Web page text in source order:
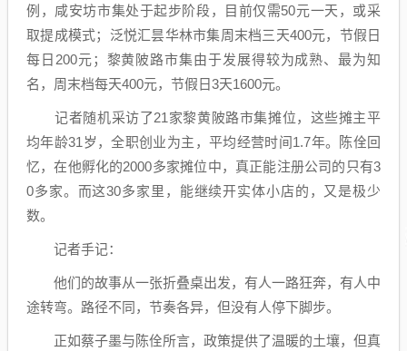
例，咸安坊市集处于起步阶段，目前仅需50元一天，或采
取提成模式；泛悦汇昙华林市集周末档三天400元，节假日
每日200元；黎黄陂路市集由于发展得较为成熟、最为知
名，周末档每天400元，节假日3天1600元。
记者随机采访了21家黎黄陂路市集摊位，这些摊主平
均年龄31岁，全职创业为主，平均经营时间1.7年。陈佺回
忆，在他孵化的2000多家摊位中，真正能注册公司的只有3
0多家。而这30多家里，能继续开实体小店的，又是极少
数。
记者手记：
他们的故事从一张折叠桌出发，有人一路狂奔，有人中
途转弯。路径不同，节奏各异，但没有人停下脚步。
正如蔡子墨与陈佺所言，政策提供了温暖的土壤，但真